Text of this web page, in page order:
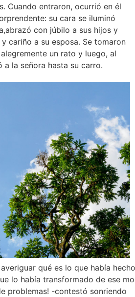
Cuando entraron, ocurrió en él
su cara se iluminó
con júbilo a sus hijos y
cariño a su esposa. Se tomaron
un rato y luego, al
a la señora hasta su carro.
qué es lo que había
lo había transformado de ese
problemas! -contestó sonriendo